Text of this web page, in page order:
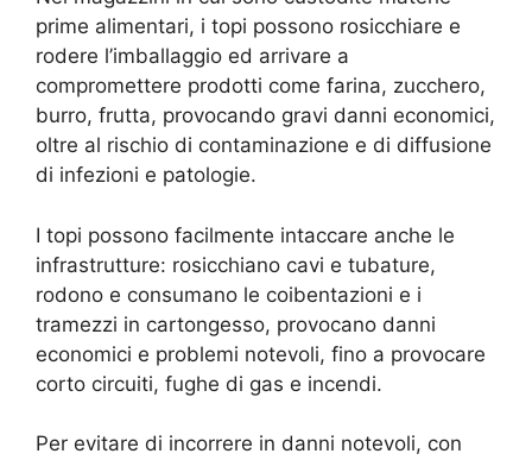
prime alimentari, i topi possono rosicchiare e
rodere l’imballaggio ed arrivare a
compromettere prodotti come farina, zucchero,
burro, frutta, provocando gravi danni economici,
oltre al rischio di contaminazione e di diffusione
di infezioni e patologie.
I topi possono facilmente intaccare anche le
infrastrutture: rosicchiano cavi e tubature,
rodono e consumano le coibentazioni e i
tramezzi in cartongesso, provocano danni
economici e problemi notevoli, fino a provocare
corto circuiti, fughe di gas e incendi.
Per evitare di incorrere in danni notevoli, con